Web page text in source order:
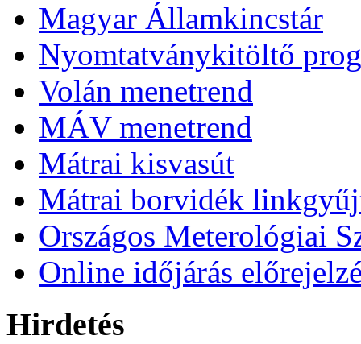
Magyar Államkincstár
Nyomtatványkitöltő
Volán menetrend
MÁV menetrend
Mátrai kisvasút
Mátrai borvidék
Országos Meterológiai
Online időjárás
Hirdetés